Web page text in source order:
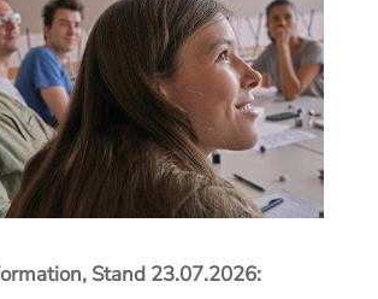
Stand 23.07.2026: